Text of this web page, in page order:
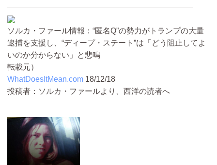
————————————————————————
ソルカ・ファール情報：“匿名Q”の勢力がトランプの大量
逮捕を支援し、“ディープ・ステート”は「どう阻止してよ
いのか分からない」と悲鳴
転載元）
WhatDoesItMean.com 18/12/18
投稿者：ソルカ・ファールより、西洋の読者へ